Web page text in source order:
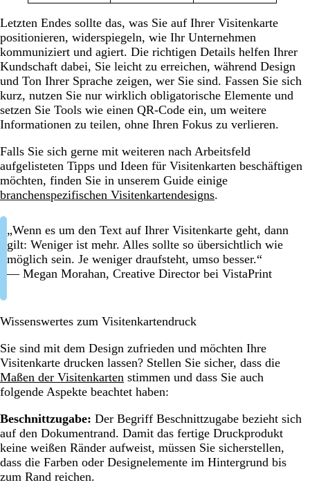
Letzten Endes sollte das, was Sie auf Ihrer Visitenkarte
positionieren, widerspiegeln, wie Ihr Unternehmen
kommuniziert und agiert. Die richtigen Details helfen Ihrer
Kundschaft dabei, Sie leicht zu erreichen, während Design
und Ton Ihrer Sprache zeigen, wer Sie sind. Fassen Sie sich
kurz, nutzen Sie nur wirklich obligatorische Elemente und
setzen Sie Tools wie einen QR-Code ein, um weitere
Informationen zu teilen, ohne Ihren Fokus zu verlieren.
Falls Sie sich gerne mit weiteren nach Arbeitsfeld
aufgelisteten Tipps und Ideen für Visitenkarten beschäftigen
möchten, finden Sie in unserem Guide einige
branchenspezifischen Visitenkartendesigns.
„Wenn es um den Text auf Ihrer Visitenkarte geht, dann
gilt: Weniger ist mehr. Alles sollte so übersichtlich wie
möglich sein. Je weniger draufsteht, umso besser.“
— Megan Morahan, Creative Director bei VistaPrint
Wissenswertes zum Visitenkartendruck
Sie sind mit dem Design zufrieden und möchten Ihre
Visitenkarte drucken lassen? Stellen Sie sicher, dass die
Maßen der Visitenkarten stimmen und dass Sie auch
folgende Aspekte beachtet haben:
Beschnittzugabe: Der Begriff Beschnittzugabe bezieht sich
auf den Dokumentrand. Damit das fertige Druckprodukt
keine weißen Ränder aufweist, müssen Sie sicherstellen,
dass die Farben oder Designelemente im Hintergrund bis
zum Rand reichen.